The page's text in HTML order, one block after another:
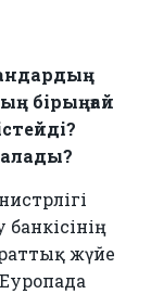
бірыңғай
жүйе